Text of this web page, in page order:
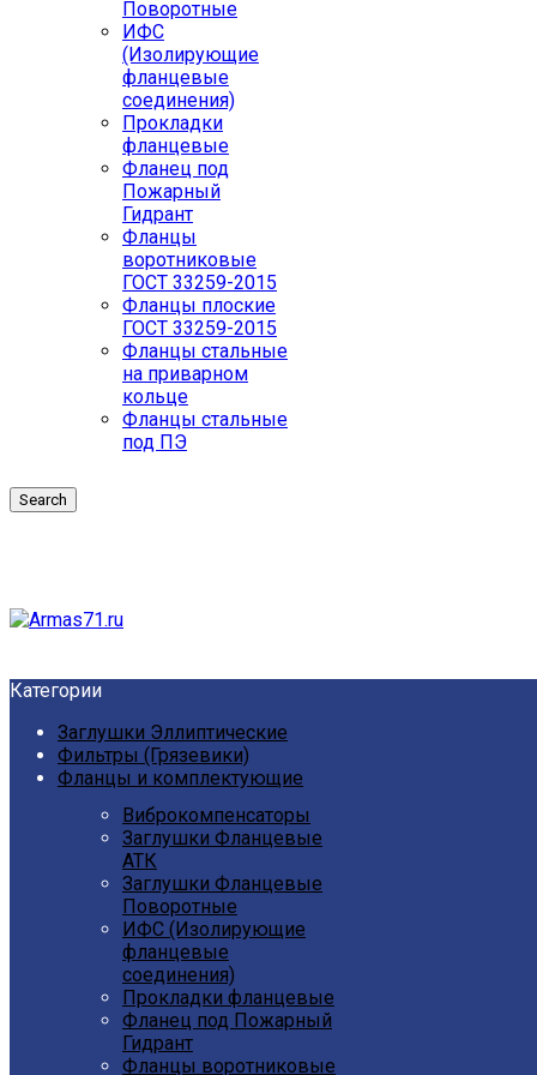
Поворотные
ИФС
(Изолирующие
фланцевые
соединения)
Прокладки
фланцевые
Фланец под
Пожарный
Гидрант
Фланцы
воротниковые
ГОСТ 33259-2015
Фланцы плоские
ГОСТ 33259-2015
Фланцы стальные
на приварном
кольце
Фланцы стальные
под ПЭ
Search
Категории
Заглушки Эллиптические
Фильтры (Грязевики)
Фланцы и комплектующие
Виброкомпенсаторы
Заглушки Фланцевые
АТК
Заглушки Фланцевые
Поворотные
ИФС (Изолирующие
фланцевые
соединения)
Прокладки фланцевые
Фланец под Пожарный
Гидрант
Фланцы воротниковые